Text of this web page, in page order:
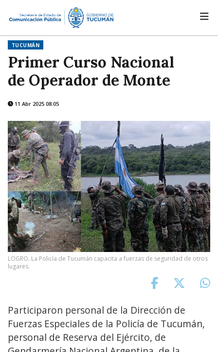
TUCUMÁN
Primer Curso Nacional
de Operador de Monte
11 Abr 2025 08:05
LOGRO. La Policía de Tucumán capacita a fuerzas de seguridad de otros
lugares.
Participaron personal de la Dirección de
Fuerzas Especiales de la Policía de Tucumán,
personal de Reserva del Ejército, de